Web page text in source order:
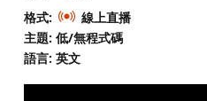
格式:
線上直播
主題: 低/無程式碼
語言: 英文